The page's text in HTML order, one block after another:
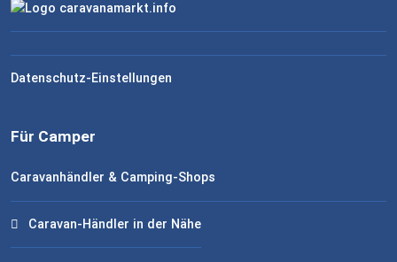
Datenschutz-Einstellungen
Für Camper
Caravanhändler & Camping-Shops
Caravan-Händler in der Nähe